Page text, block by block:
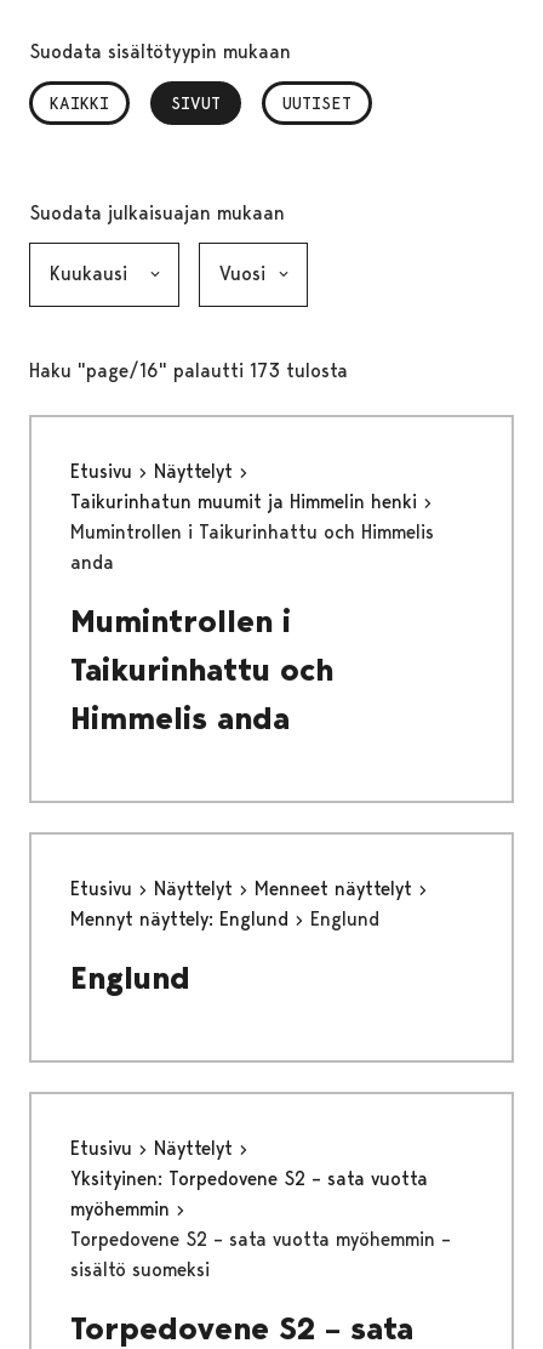
Suodata sisältötyypin mukaan
KAIKKI SIVUT
, VALITTU UUTISET
Suodata julkaisuajan mukaan
Haku "page/16" palautti 173 tulosta
Etusivu
Näyttelyt
Taikurinhatun muumit ja Himmelin henki
Mumintrollen i Taikurinhattu och Himmelis
anda
Mumintrollen i
Taikurinhattu och
Himmelis anda
Etusivu Näyttelyt
Menneet näyttelyt
Mennyt näyttely: Englund
Englund
Englund
Etusivu
Näyttelyt
Yksityinen: Torpedovene S2 – sata vuotta
myöhemmin
Torpedovene S2 – sata vuotta myöhemmin –
sisältö suomeksi
Torpedovene S2 – sata